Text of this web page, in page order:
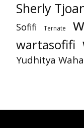
Sherly
Sofifi Ternate
wartasofifi
Yudhitya